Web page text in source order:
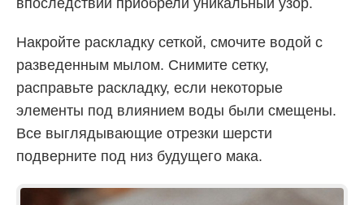
впоследствии приобрели уникальный узор.
Накройте раскладку сеткой, смочите водой с
разведенным мылом. Снимите сетку,
расправьте раскладку, если некоторые
элементы под влиянием воды были смещены.
Все выглядывающие отрезки шерсти
подверните под низ будущего мака.